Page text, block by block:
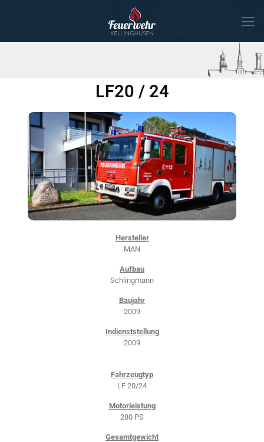
LF20 / 24
Hersteller
MAN
Aufbau
Schlingmann
Baujahr
2009
Indienststellung
2009
Fahrzeugtyp
LF 20/24
Motorleistung
280 PS
Gesamtgewicht